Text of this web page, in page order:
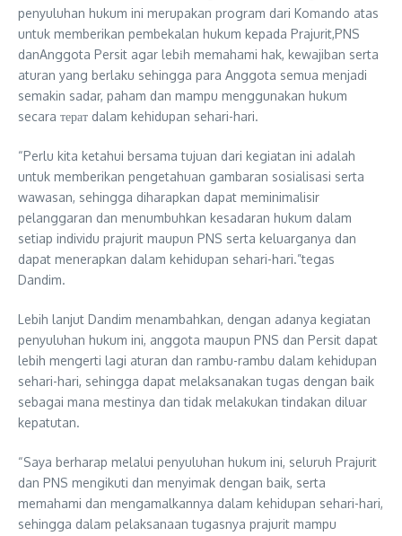
penyuluhan hukum ini merupakan program dari Komando atas
untuk memberikan pembekalan hukum kepada Prajurit,PNS
danAnggota Persit agar lebіh memahami hak, kewajiban serta
aturan yang berlaku sehingga para Anggota semua menjadi
semakin sadar, paham dan mampu menggunakan hukum
secara терат dalam kehidupan sehari-hari.
“Perlu kita ketahui bersama tujuan dari kegiatan ini adalah
untuk memberikan pengetahuan gambaran sosialisasi serta
wawasan, sehingga diharapkan dapat meminimalisir
pelanggaran dan menumbuhkan kesadaran hukum dalam
setiap individu prajurit maupun PNS serta keluarganya dan
dapat menerapkan dalam kehidupan sehari-hari.”tegas
Dandim.
Lebih lanjut Dandim menambahkan, dengan adanya kegiatan
penyuluhan hukum ini, anggota maupun PNS dan Persit dapat
lebih mengerti lagi aturan dan rambu-rambu dalam kehidupan
sehari-hari, sehingga dapat melaksanakan tugas dengan baik
sebagai mana mestinya dan tidak melakukan tindakan diluar
kepatutan.
“Saya berharap melalui penyuluhan hukum ini, seluruh Prajurit
dan PNS mengikuti dan menyimak dengan baik, serta
memahami dan mengamalkannya dalam kehidupan sehari-hari,
sehingga dalam pelaksanaan tugasnya prajurit mampu